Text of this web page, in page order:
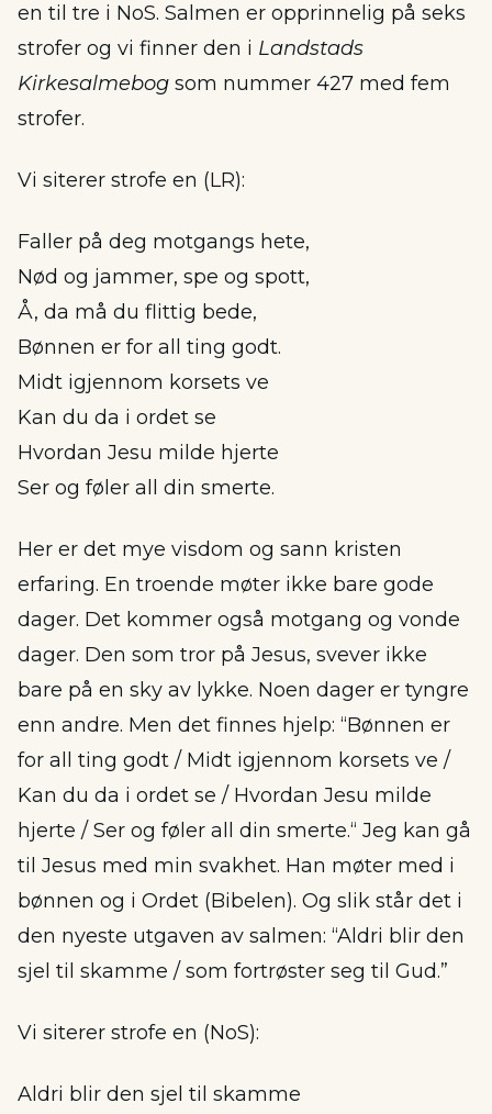
en til tre i NoS. Salmen er opprinnelig på seks
strofer og vi finner den i Landstads
Kirkesalmebog som nummer 427 med fem
strofer.
Vi siterer strofe en (LR):
Faller på deg motgangs hete,
Nød og jammer, spe og spott,
Å, da må du flittig bede,
Bønnen er for all ting godt.
Midt igjennom korsets ve
Kan du da i ordet se
Hvordan Jesu milde hjerte
Ser og føler all din smerte.
Her er det mye visdom og sann kristen
erfaring. En troende møter ikke bare gode
dager. Det kommer også motgang og vonde
dager. Den som tror på Jesus, svever ikke
bare på en sky av lykke. Noen dager er tyngre
enn andre. Men det finnes hjelp: “Bønnen er
for all ting godt / Midt igjennom korsets ve /
Kan du da i ordet se / Hvordan Jesu milde
hjerte / Ser og føler all din smerte.“ Jeg kan gå
til Jesus med min svakhet. Han møter med i
bønnen og i Ordet (Bibelen). Og slik står det i
den nyeste utgaven av salmen: “Aldri blir den
sjel til skamme / som fortrøster seg til Gud.”
Vi siterer strofe en (NoS):
Aldri blir den sjel til skamme